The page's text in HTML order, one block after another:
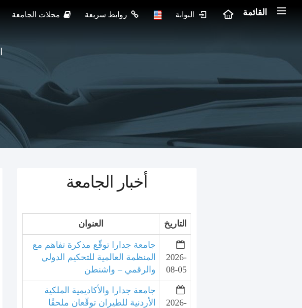
القائمة
أخبار الجامعة
العنوان التاريخ
جامعة جدارا توقّع مذكرة تفاهم مع
المنظمة العالمية للتحكيم الدولي
والرقمي – واشنطن
2026-
08-05
جامعة جدارا والأكاديمية الملكية
الأردنية للطيران توقّعان ملحقًا
2026-